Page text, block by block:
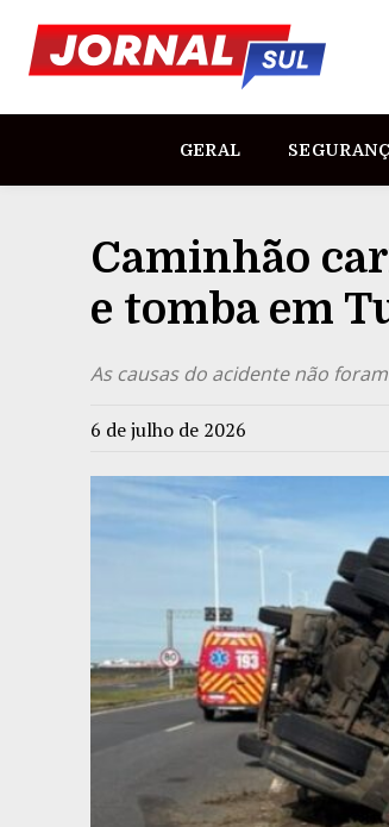
GERAL
Caminhão
e tomba em
As causas do acidente não
6 de julho de 2026